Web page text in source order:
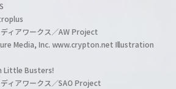
ィアワークス／AW Project
Media, Inc. www.crypton.net Illustration
Little Busters!
ィアワークス／SAO Project